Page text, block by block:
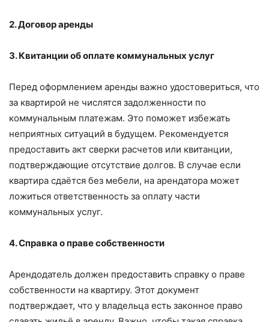
2. Договор аренды
3. Квитанции об оплате коммунальных услуг
Перед оформлением аренды важно удостовериться, что
за квартирой не числятся задолженности по
коммунальным платежам. Это поможет избежать
неприятных ситуаций в будущем. Рекомендуется
предоставить акт сверки расчетов или квитанции,
подтверждающие отсутствие долгов. В случае если
квартира сдаётся без мебели, на арендатора может
ложиться ответственность за оплату части
коммунальных услуг.
4. Справка о праве собственности
Арендодатель должен предоставить справку о праве
собственности на квартиру. Этот документ
подтверждает, что у владельца есть законное право